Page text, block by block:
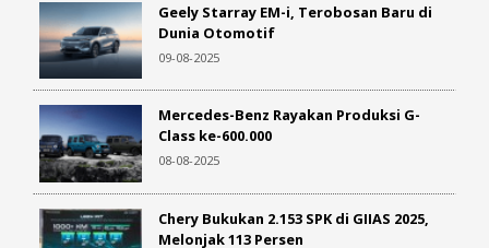
09-08-2025
08-08-2025
10-08-2025
Geely Starray EM-i, Terobosan Baru di
Dunia Otomotif
09-08-2025
Mercedes-Benz Rayakan Produksi G-
Class ke-600.000
08-08-2025
Chery Bukukan 2.153 SPK di GIIAS 2025,
Melonjak 113 Persen